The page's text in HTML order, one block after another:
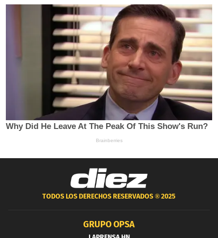
TODOS LOS DERECHOS RESERVADOS ®2025
GRUPO OPSA